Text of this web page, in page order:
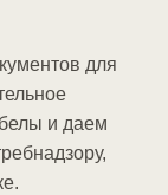
для
и даем